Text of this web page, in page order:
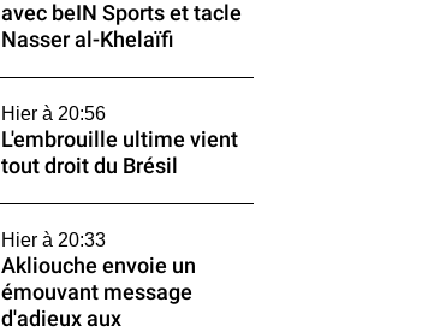
avec beIN Sports et tacle
Nasser al-Khelaïfi
Hier à 20:56
L'embrouille ultime vient
tout droit du Brésil
Hier à 20:33
Akliouche envoie un
émouvant message
d'adieux aux